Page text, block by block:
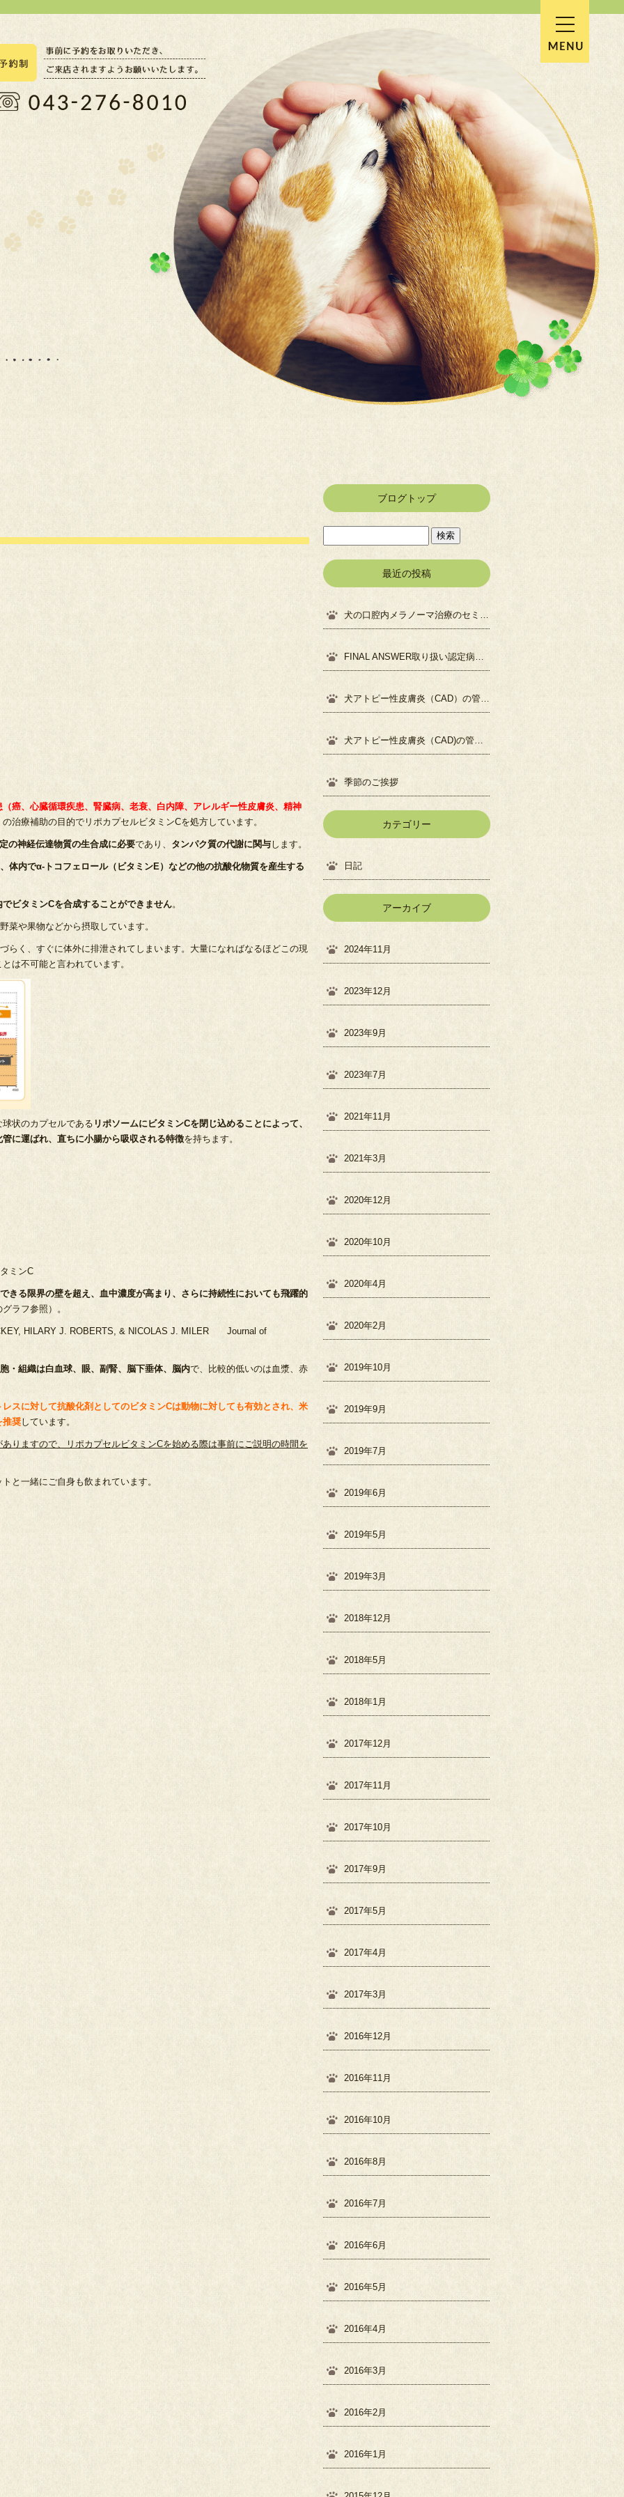
（癌、心臓循環疾患、腎臓病、老衰、白内障、アレルギー性皮膚炎、精神
の治療補助の目的でリポカプセルビタミンCを処方しています。
の神経伝達物質の生合成に必要であり、 タンパク質の代謝に関与します。
体内でα-トコフェロール（ビタミンE）などの他の抗酸化物質を産生する
ビタミンCを合成することができません。
菜や果物などから摂取しています。
らく、すぐに体外に排泄されてしまいます。大量になればなるほどこの現
は不可能と言われています。
状のカプセルである リポソームにビタミンCを閉じ込めることによって、
に運ばれ、直ちに小腸から吸収される特徴を持ちます。
ミンC
きる限界の壁を超え、血中濃度が高まり、さらに持続性においても飛躍的
ラフ参照）。
HILARY J. ROBERTS, & NICOLAS J. MILER Journal of
・組織は白血球、眼、副腎、脳下垂体、脳内で、比較的低いのは血漿、赤
スに対して抗酸化剤としてのビタミンCは動物に対しても有効とされ、米
推奨しています。
りますので、リポカプセルビタミンCを始める際は事前にご説明の時間を
と一緒にご自身も飲まれています。
ブログトップ
最近の投稿
犬の口腔内メラノーマ治療のセミナーに参加してきました
FINAL ANSWER取り扱い認定病院になりました
犬アトピー性皮膚炎（CAD）の管理について②
犬アトピー性皮膚炎（CAD)の管理について①
季節のご挨拶
カテゴリー
日記
アーカイブ
2024年11月
2023年12月
2023年9月
2023年7月
2021年11月
2021年3月
2020年12月
2020年10月
2020年4月
2020年2月
2019年10月
2019年9月
2019年7月
2019年6月
2019年5月
2019年3月
2018年12月
2018年5月
2018年1月
2017年12月
2017年11月
2017年10月
2017年9月
2017年5月
2017年4月
2017年3月
2016年12月
2016年11月
2016年10月
2016年8月
2016年7月
2016年6月
2016年5月
2016年4月
2016年3月
2016年2月
2016年1月